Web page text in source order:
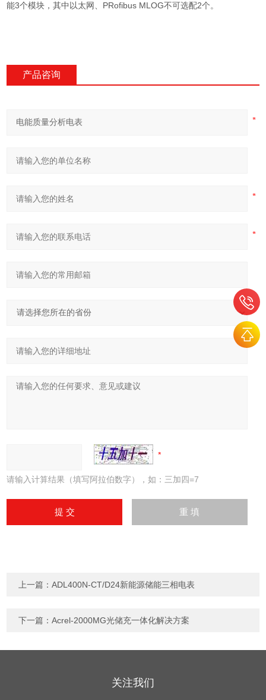
能3个模块，其中以太网、PRofibus MLOG不可选配2个。
产品咨询
请输入计算结果（填写阿拉伯数字），如：三加四=7
上一篇：ADL400N-CT/D24新能源储能三相电表
下一篇：Acrel-2000MG光储充一体化解决方案
关注我们